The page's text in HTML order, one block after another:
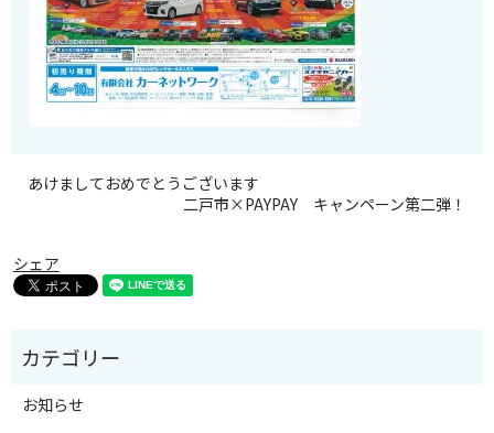
あけましておめでとうございます
二戸市×PAYPAY キャンペーン第二弾！
シェア
お知らせ